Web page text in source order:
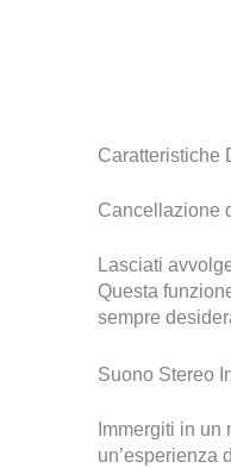
Caratteristiche
Cancellazione
Lasciati
Questa
sempre
Suono Stereo
Immergiti in
un’esperienza